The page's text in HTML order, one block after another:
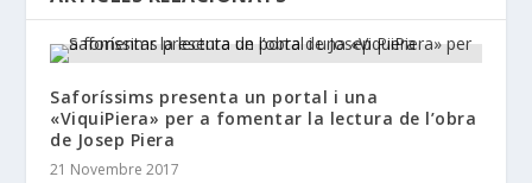
Saforíssims presenta un portal i una
«ViquiPiera» per a fomentar la lectura de l’obra
de Josep Piera
21 Novembre 2017